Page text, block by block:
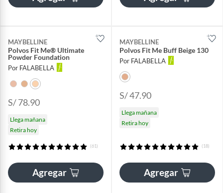
MAYBELLINE
Polvos Fit Me® Ultimate
Powder Foundation
Por FALABELLA
S/ 78.90
Llega mañana
Retira hoy
(61)
Agregar
MAYBELLINE
Polvos Fit Me Buff Beige 130
Por FALABELLA
S/ 47.90
Llega mañana
Retira hoy
(18)
Agregar